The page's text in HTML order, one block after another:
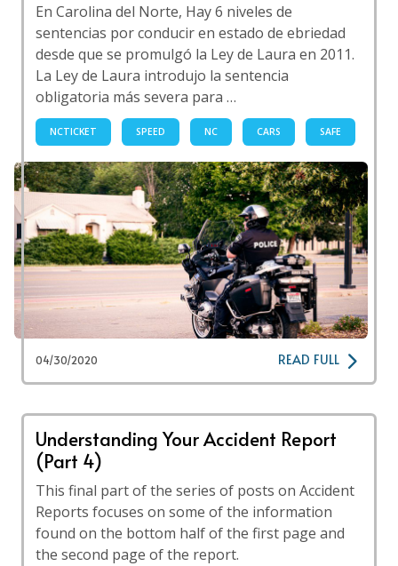
En Carolina del Norte, Hay 6 niveles de
sentencias por conducir en estado de ebriedad
desde que se promulgó la Ley de Laura en 2011.
La Ley de Laura introdujo la sentencia
obligatoria más severa para …
NCTICKET SPEED NC CARS SAFE
04/30/2020 READ FULL
Understanding Your Accident Report
(Part 4)
This final part of the series of posts on Accident
Reports focuses on some of the information
found on the bottom half of the first page and
the second page of the report.